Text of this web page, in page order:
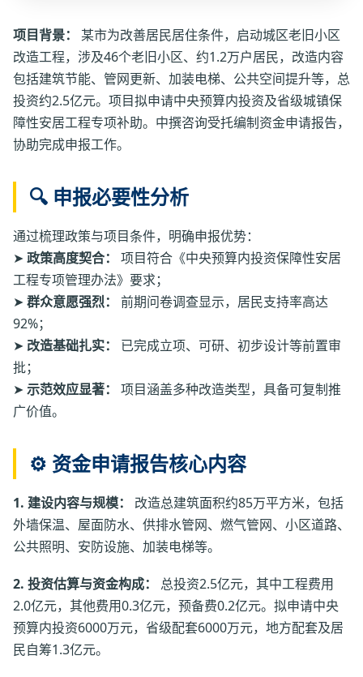
项目背景：
某市为改善居民居住条件，启动城区老旧小区
改造工程，涉及46个老旧小区、约1.2万户居民，改造内容
包括建筑节能、管网更新、加装电梯、公共空间提升等，总
投资约2.5亿元。项目拟申请中央预算内投资及省级城镇保
障性安居工程专项补助。中撰咨询受托编制资金申请报告，
协助完成申报工作。
🔍 申报必要性分析
通过梳理政策与项目条件，明确申报优势：
➤ 政策高度契合：
项目符合《中央预算内投资保障性安居
工程专项管理办法》要求；
➤ 群众意愿强烈：
前期问卷调查显示，居民支持率高达
92%；
➤ 改造基础扎实：
已完成立项、可研、初步设计等前置审
批；
➤ 示范效应显著：
项目涵盖多种改造类型，具备可复制推
广价值。
⚙️ 资金申请报告核心内容
1. 建设内容与规模：
改造总建筑面积约85万平方米，包括
外墙保温、屋面防水、供排水管网、燃气管网、小区道路、
公共照明、安防设施、加装电梯等。
2. 投资估算与资金构成：
总投资2.5亿元，其中工程费用
2.0亿元，其他费用0.3亿元，预备费0.2亿元。拟申请中央
预算内投资6000万元，省级配套6000万元，地方配套及居
民自筹1.3亿元。